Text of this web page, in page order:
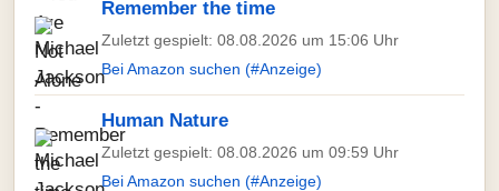
Remember the time
Zuletzt gespielt: 08.08.2026 um 15:06 Uhr
Bei Amazon suchen (#Anzeige)
Human Nature
Zuletzt gespielt: 08.08.2026 um 09:59 Uhr
Bei Amazon suchen (#Anzeige)